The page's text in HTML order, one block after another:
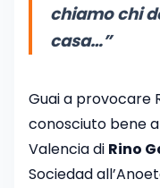
chiamo chi
casa…”
Guai a provocare
conosciuto bene
Valencia di Rino
Sociedad